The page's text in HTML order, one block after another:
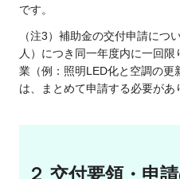
です。
（注3）補助金の交付申請につ
人）につき同一年度内に一回
業（例：照明LED化と空調の更
は、まとめて申請する必要があ
２ 交付要領・申